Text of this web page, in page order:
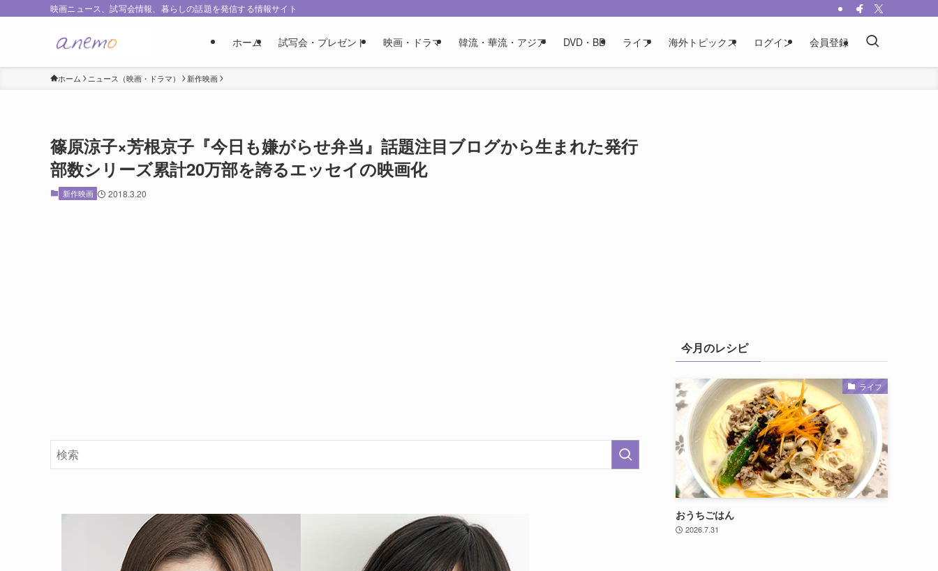
映画ニュース、試写会情報、暮らしの話題を発信する情報サイト
ホーム 試写会・プレゼント 映画・ドラマ 韓流・華流・アジア DVD・BD ライフ 海外トピックス ログイン 会員登録
ホーム ニュース（映画・ドラマ） 新作映画
篠原涼子×芳根京子『今日も嫌がらせ弁当』話題注目ブログから生まれた発行
部数シリーズ累計20万部を誇るエッセイの映画化
新作映画 2018.3.20
今月のレシピ
ライフ
おうちごはん
2026.7.31